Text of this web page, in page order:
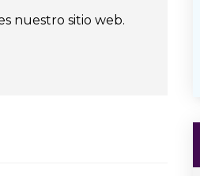
nuestro sitio web.